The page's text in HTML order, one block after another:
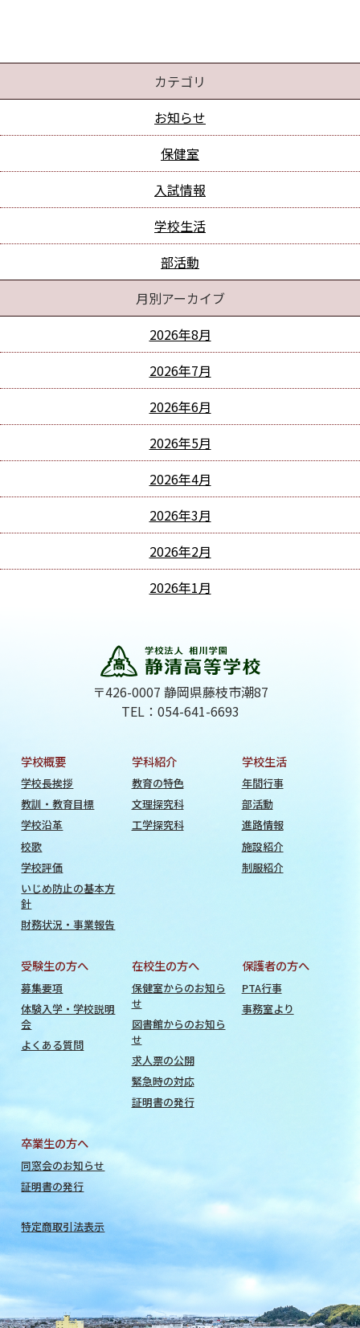
カテゴリ
お知らせ
保健室
入試情報
学校生活
部活動
月別アーカイブ
2026年8月
2026年7月
2026年6月
2026年5月
2026年4月
2026年3月
2026年2月
2026年1月
〒426-0007 静岡県藤枝市潮87
TEL：054-641-6693
学校概要
学校長挨拶
教訓・教育目標
学校沿革
校歌
学校評価
いじめ防止の基本方
針
財務状況・事業報告
学科紹介
教育の特色
文理探究科
工学探究科
学校生活
年間行事
部活動
進路情報
施設紹介
制服紹介
受験生の方へ
募集要項
体験入学・学校説明
会
よくある質問
在校生の方へ
保健室からのお知ら
せ
図書館からのお知ら
せ
求人票の公開
緊急時の対応
証明書の発行
保護者の方へ
PTA行事
事務室より
卒業生の方へ
同窓会のお知らせ
証明書の発行
特定商取引法表示